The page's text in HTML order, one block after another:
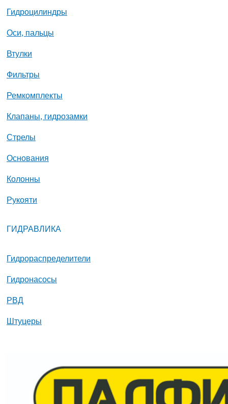
Гидроцилиндры
Оси, пальцы
Втулки
Фильтры
Ремкомплекты
Клапаны, гидрозамки
Стрелы
Основания
Колонны
Рукояти
ГИДРАВЛИКА
Гидрораспределители
Гидронасосы
РВД
Штуцеры